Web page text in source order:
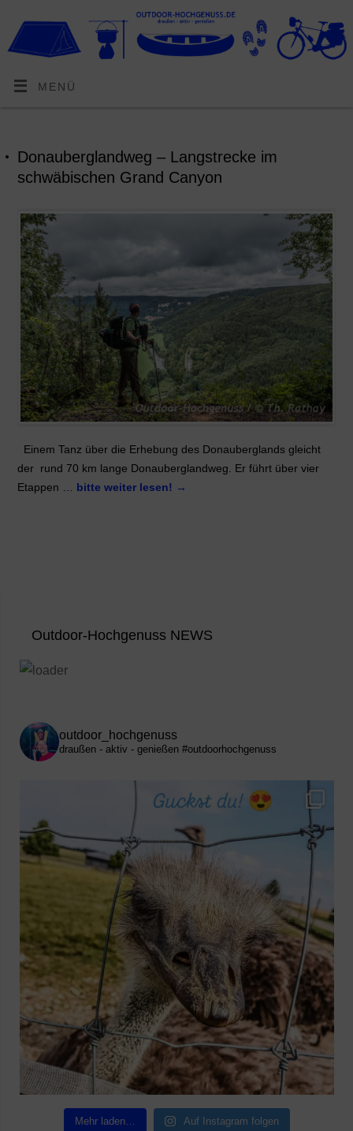
MENÜ
Donauberglandweg – Langstrecke im
schwäbischen Grand Canyon
Einem Tanz über die Erhebung des Donauberglands gleicht
der rund 70 km lange Donauberglandweg. Er führt über vier
Etappen … bitte weiter lesen! →
Outdoor-Hochgenuss NEWS
outdoor_hochgenuss
draußen - aktiv - genießen #outdoorhochgenuss
Mehr laden… Auf Instagram folgen